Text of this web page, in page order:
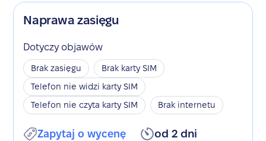
Naprawa zasięgu
Dotyczy objawów
Brak zasięgu
Brak karty SIM
Telefon nie widzi karty SIM
Telefon nie czyta karty SIM
Brak internetu
Zapytaj o wycenę od 2 dni